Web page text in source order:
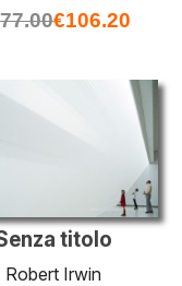
€106.20
titolo
Robert Irwin